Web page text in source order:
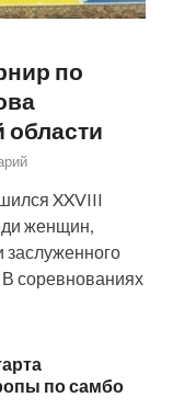
по
XXVIII
женщин,
заслуженного
соревнованиях
по самбо